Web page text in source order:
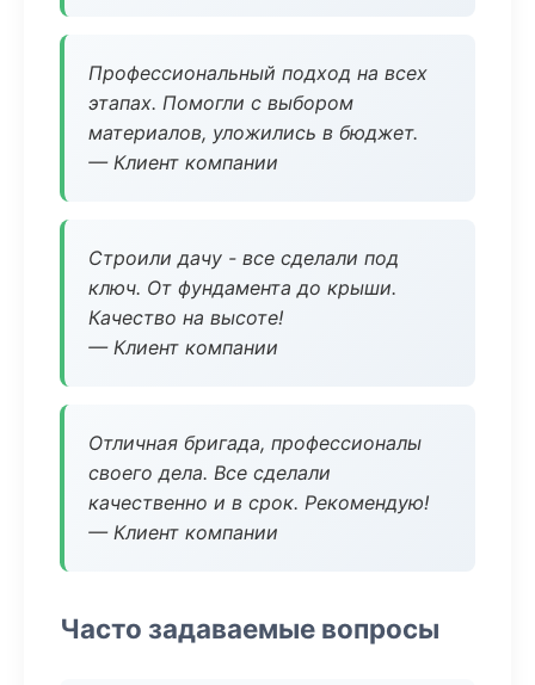
Профессиональный подход на всех
этапах. Помогли с выбором
материалов, уложились в бюджет.
— Клиент компании
Строили дачу - все сделали под
ключ. От фундамента до крыши.
Качество на высоте!
— Клиент компании
Отличная бригада, профессионалы
своего дела. Все сделали
качественно и в срок. Рекомендую!
— Клиент компании
Часто задаваемые вопросы